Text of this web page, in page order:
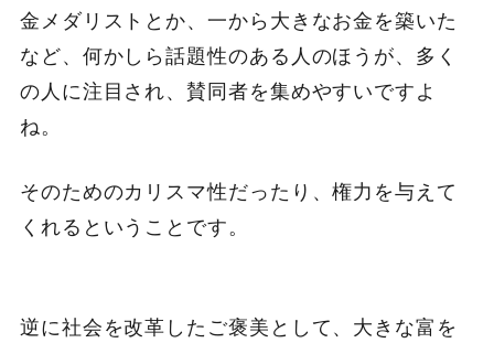
金メダリストとか、一から大きなお金を築いた
など、何かしら話題性のある人のほうが、多く
の人に注目され、賛同者を集めやすいですよ
ね。
そのためのカリスマ性だったり、権力を与えて
くれるということです。
逆に社会を改革したご褒美として、大きな富を